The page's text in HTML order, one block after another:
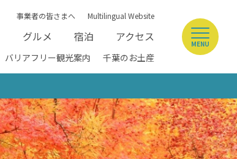
事業者の皆さまへ Multilingual Website
グルメ 宿泊 アクセス
バリアフリー観光案内 千葉のお土産
MENU